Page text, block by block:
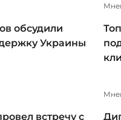
обсудили
Украины
встречу с